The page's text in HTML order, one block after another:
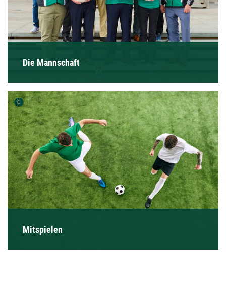
Die Mannschaft
C Urheber der Grafik:
Mitspielen